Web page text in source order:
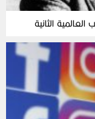
الثانية